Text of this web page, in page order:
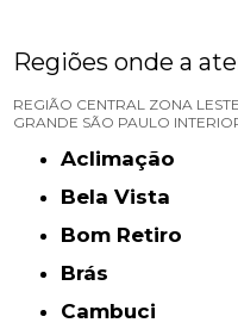
Regiões onde a
REGIÃO CENTRAL ZONA LESTE
GRANDE SÃO PAULO
Aclimação
Bela Vista
Bom Retiro
Brás
Cambuci